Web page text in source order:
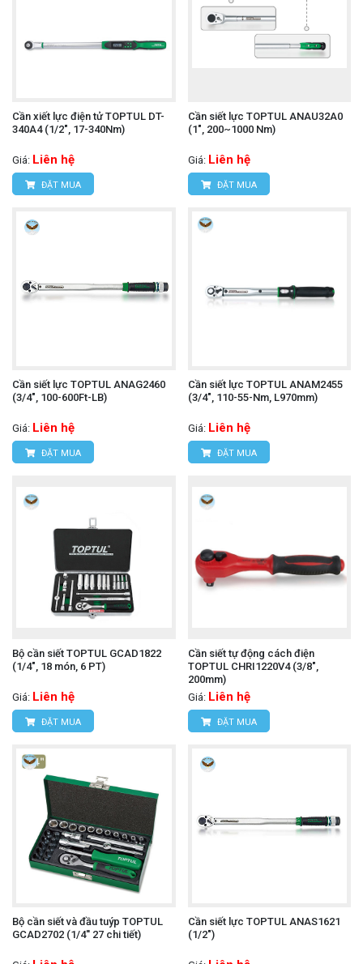
Cần xiết lực điện tử TOPTUL DT-
340A4 (1/2", 17-340Nm)
Giá: Liên hệ
ĐẶT MUA
Cần siết lực TOPTUL ANAU32A0
(1", 200~1000 Nm)
Giá: Liên hệ
ĐẶT MUA
Cần siết lực TOPTUL ANAG2460
(3/4", 100-600Ft-LB)
Giá: Liên hệ
ĐẶT MUA
Cần siết lực TOPTUL ANAM2455
(3/4", 110-55-Nm, L970mm)
Giá: Liên hệ
ĐẶT MUA
Bộ cần siết TOPTUL GCAD1822
(1/4", 18 món, 6 PT)
Giá: Liên hệ
ĐẶT MUA
Cần siết tự động cách điện
TOPTUL CHRI1220V4 (3/8",
200mm)
Giá: Liên hệ
ĐẶT MUA
Bộ cần siết và đầu tuýp TOPTUL
GCAD2702 (1/4'' 27 chi tiết)
Cần siết lực TOPTUL ANAS1621
(1/2")